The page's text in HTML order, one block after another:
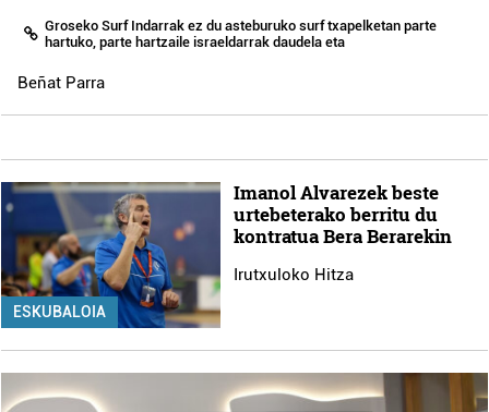
Groseko Surf Indarrak ez du asteburuko surf txapelketan parte
hartuko, parte hartzaile israeldarrak daudela eta
Beñat Parra
ESKUBALOIA
Imanol Alvarezek beste
urtebeterako berritu du
kontratua Bera Berarekin
Irutxuloko Hitza